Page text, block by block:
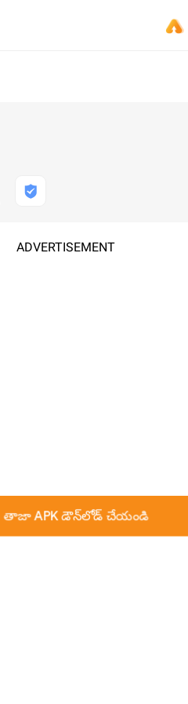
ADVERTISEMENT
తాజా APK డౌన్‌లోడ్ చేయండి